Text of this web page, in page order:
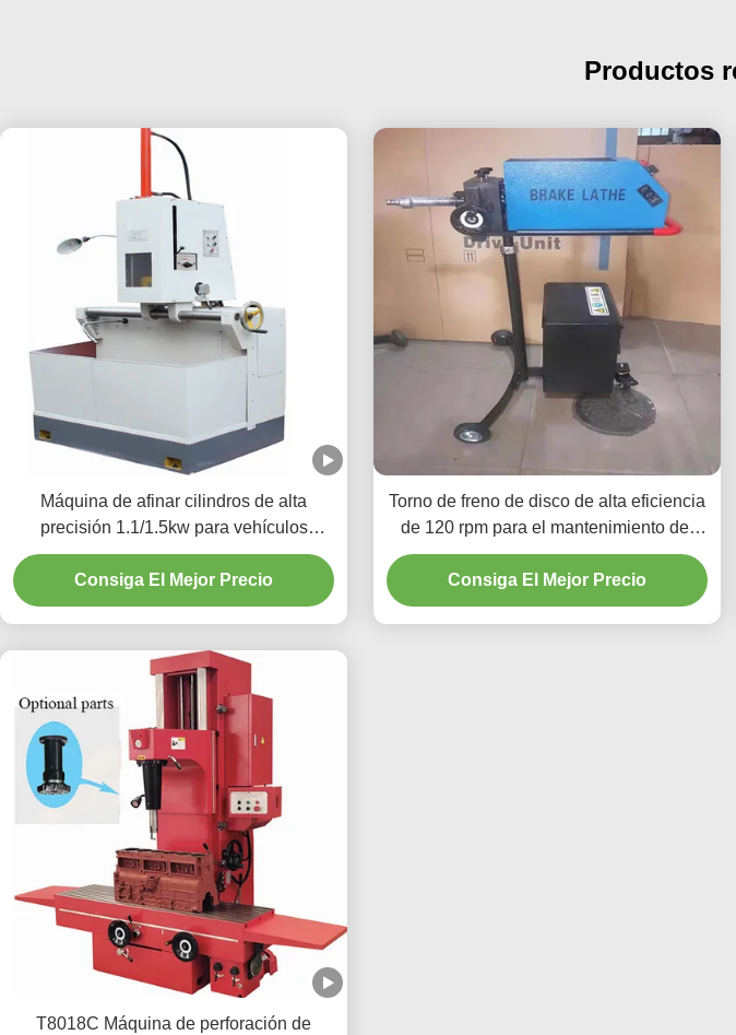
Productos
Máquina de afinar cilindros de alta
precisión 1.1/1.5kw para vehículos
cilindro
Consiga El Mejor Precio
Torno de freno de disco de alta eficiencia
de 120 rpm para el mantenimiento del
vehículo T2009
Consiga El Mejor Precio
T8018C Máquina de perforación de